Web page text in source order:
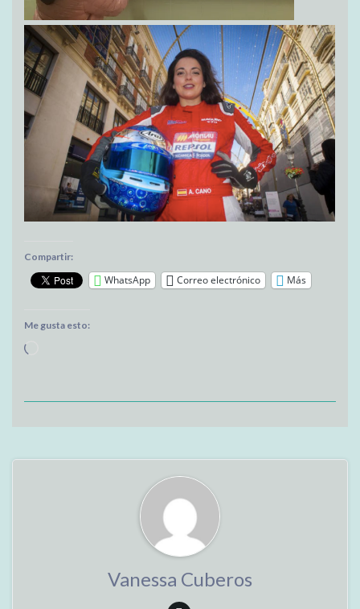
Compartir:
WhatsApp Correo electrónico Más
Me gusta esto:
Vanessa Cuberos